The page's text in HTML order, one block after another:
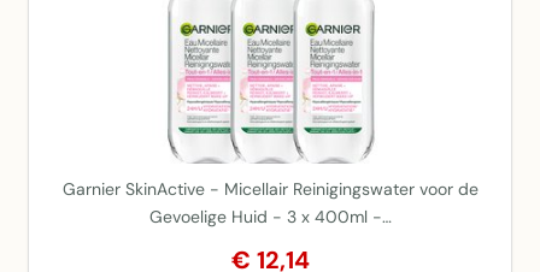
Garnier SkinActive - Micellair Reinigingswater voor de
Gevoelige Huid - 3 x 400ml -…
€ 12,14